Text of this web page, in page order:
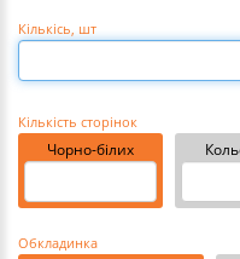
Кількісь, шт
Кількість сторінок
Чорно-білих
Обкладинка